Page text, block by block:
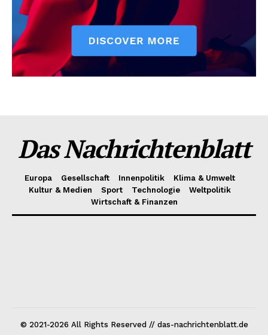
Das Nachrichtenblatt
Europa Gesellschaft Innenpolitik
Klima & Umwelt
Kultur & Medien
Sport Technologie
Weltpolitik
Wirtschaft & Finanzen
© 2021-2026 All Rights Reserved // das-nachrichtenblatt.de